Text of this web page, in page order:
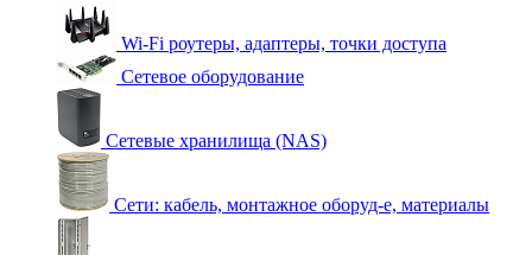
Wi-Fi роутеры, адаптеры, точки доступа
Сетевое оборудование
Сетевые хранилища (NAS)
Сети: кабель, монтажное оборуд-е, материалы